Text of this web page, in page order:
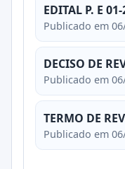
EDITAL P. E
Publicado em
DECISO DE
Publicado em
TERMO DE
Publicado em